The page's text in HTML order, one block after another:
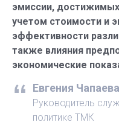
эмиссии,
учетом стоимости и
эффективности
также влияния
экономические
Евгения Чапаева
Руководитель
политике ТМК